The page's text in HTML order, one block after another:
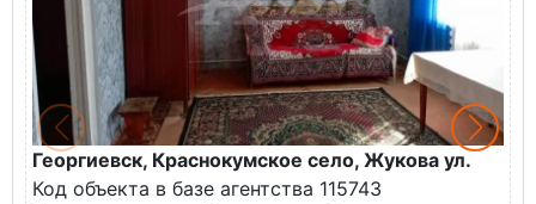
Георгиевск, Краснокумское село, Жукова ул.
Код объекта в базе агентства 115743